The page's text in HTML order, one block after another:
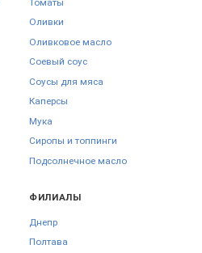
Оливки
Оливковое масло
Соевый соус
Соусы для мяса
Каперсы
Мука
Сиропы и топпинги
Подсолнечное масло
ФИЛИАЛЫ
Днепр
Полтава